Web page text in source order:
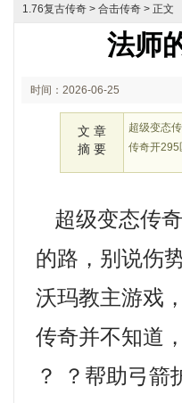
1.76复古传奇 > 合击传奇 > 正文
法师
时间：2026-06-25
文 章
摘 要
超级变态
传奇开295
超级变态传
的路，别说伤
沃玛教主游戏
传奇并不知道
？ ？帮助弓箭